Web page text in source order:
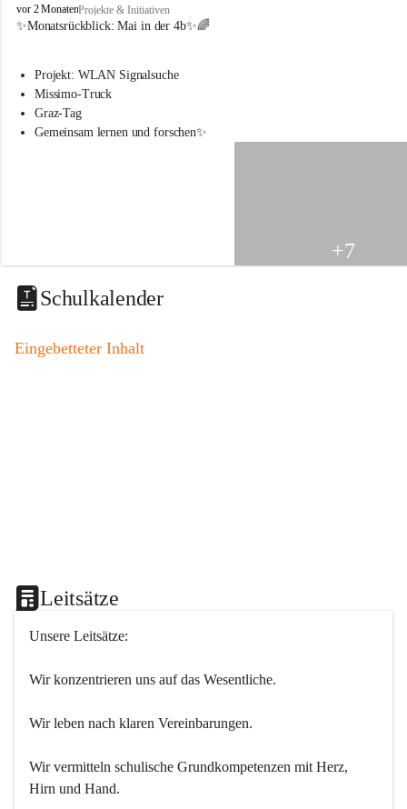
V
o
s
s
c
i
t
a
o
vor 2 MonatenProjekte & Initiativen
✨Monatsrückblick: Mai in der 4b✨🌈
Projekt: WLAN Signalsuche
Missimo-Truck
Graz-Tag
Gemeinsam lernen und forschen✨
+7
Schulkalender
Eingebetteter Inhalt
Leitsätze
Unsere Leitsätze:
Wir konzentrieren uns auf das Wesentliche.
Wir leben nach klaren Vereinbarungen.
Wir vermitteln schulische Grundkompetenzen mit Herz,
Hirn und Hand.